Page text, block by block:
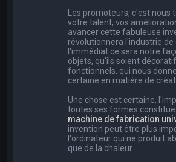
Les promoteurs, c'est nous
votre talent, vos
avancer cette fabuleuse
révolutionnera l'industrie de
l'immédiat ce sera notre
objets, qu'ils soient
fonctionnels, qui nous
certaine en matière de
Une chose est certaine,
toutes ses formes constitue
machine de fabrication
invention peut être plus
l'ordinateur qui ne produit
que de la chaleur...